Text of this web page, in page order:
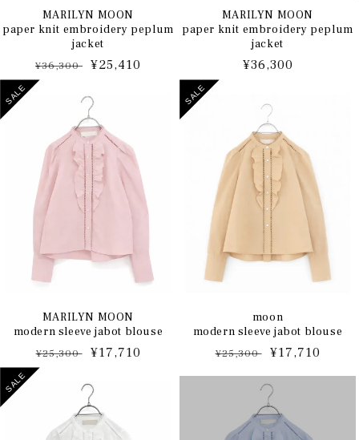
MARILYN MOON
paper knit embroidery peplum
jacket
通
常
¥36,300
セ
ル
価
格
¥25,410
MARILYN MOON
paper knit embroidery peplum
jacket
通
¥36,300
SALE
MARILYN MOON
modern sleeve jabot blouse
通
常
¥25,300
セ
ル
価
格
¥17,710
SALE
moon
modern sleeve jabot blouse
通
常
¥25,300
セ
ー
ル
価
格
¥17,710
SALE